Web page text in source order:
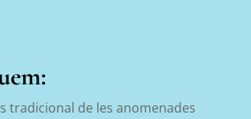
tradicional de les anomenades